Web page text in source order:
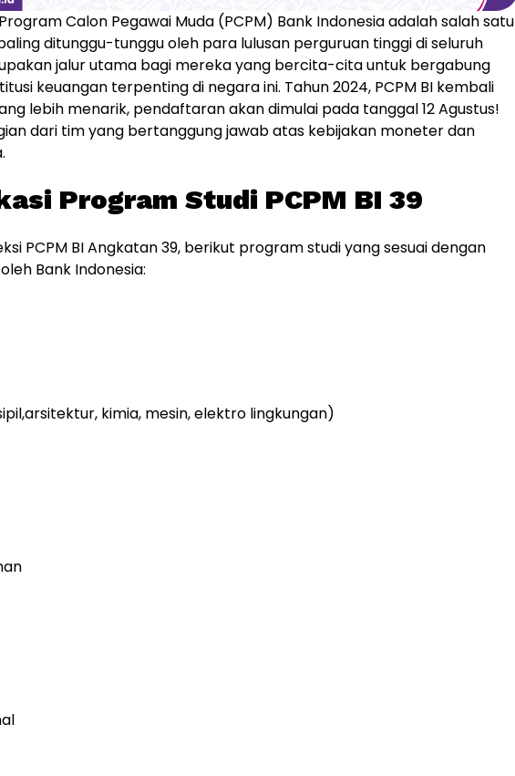
Calon Pegawai Muda (PCPM) Bank Indonesia adalah salah satu
ditunggu-tunggu oleh para lulusan perguruan tinggi di seluruh
jalur utama bagi mereka yang bercita-cita untuk bergabung
keuangan terpenting di negara ini. Tahun 2024, PCPM BI kembali
lebih menarik, pendaftaran akan dimulai pada tanggal 12 Agustus!
dari tim yang bertanggung jawab atas kebijakan moneter dan
Program Studi PCPM BI 39
PCPM BI Angkatan 39, berikut program studi yang sesuai dengan
Bank Indonesia:
kimia, mesin, elektro lingkungan)